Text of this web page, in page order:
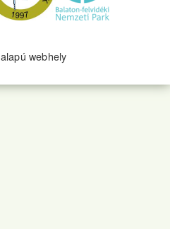
alapú webhely